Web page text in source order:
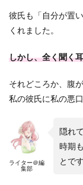
彼氏も「自分が置
くれました。
しかし、全く聞く
それどころか、腹
私の彼氏に私の悪
ライター＠編
集部
隠れ
時期
とで